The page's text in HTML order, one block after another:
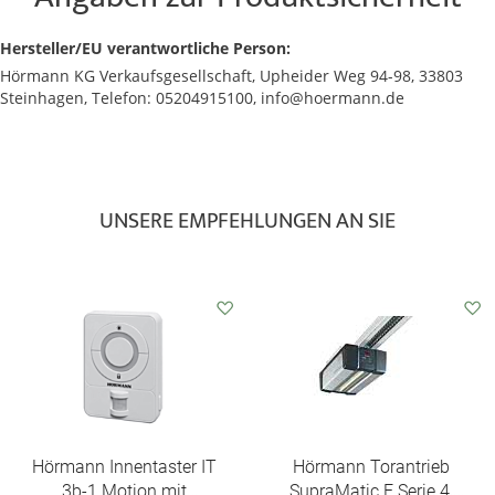
Hersteller/EU verantwortliche Person:
Hörmann KG Verkaufsgesellschaft, Upheider Weg 94-98, 33803
Steinhagen, Telefon: 05204915100, info@hoermann.de
UNSERE EMPFEHLUNGEN AN SIE
Wunschzettel
Hörmann Innentaster IT
Hörmann Torantrieb